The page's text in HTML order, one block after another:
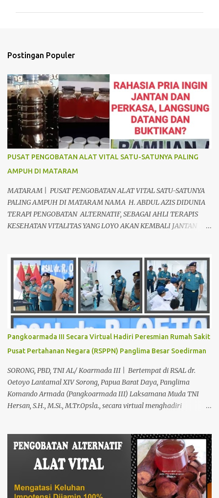
r
Postingan Populer
PUSAT PENGOBATAN ALAT VITAL SATU-SATUNYA PALING
AMPUH DI MATARAM
MATARAM | PUSAT PENGOBATAN ALAT VITAL SATU-SATUNYA
PALING AMPUH DI MATARAM NAMA H. ABDUL AZIS DIDUNIA
TERAPI PENGOBATAN ALTERNATIF, SEBAGAI AHLI TERAPIS
KESEHATAN VITALITAS YANG LOYO AKAN KEMBALI JANTAN
Prakteknya Yang sudah menyebar diseluruh daerah di Indonesia
Sangat Dibutuhkan di Mata Warga Membuat Pengobatan
Keperkasaan Pria, H. Abdul Azis sangat direkomendasikan. ANDA
INGIN MENCARI PENGOBATAN KEPERKASAAN Paling Ampuh Di
Kota Terdekat Di Mataram,? Kami Solusinya Jituh Ampuh , Tepat
Serta Dengan Waktu Yang Cepat Untuk Menyembuhkan Berbagai
keluhan Alat Vital Yang Anda Derita Atau Kurang Percaya Diri.
Pilih Salah Satu Keahlian Nya Sebab Pengobatan TRADISIONAL
Kami Memberikan Solusi Untuk Keharmonisan Rumah Tangga
Yang Benar-benar Manjur Khasiatnya, Dan Bertanggung Jawab
Serta Bergaransi.? Kali ini, H. Abdul Azis Hadir Di Pro...
Pangkoarmada III Secara Virtual Hadiri Peresmian Rumah Sakit
Pusat Pertahanan Negara (RSPPN) Panglima Besar Soedirman
SORONG, PBD, TNI AL/ Koarmada III | Bertempat di RSAL dr.
Oetoyo Lantamal XIV Sorong, Papua Barat Daya, Panglima
Komando Armada (Pangkoarmada III) Laksamana Muda TNI
Hersan, S.H., M.Si., M.Tr.Opsla., secara virtual menghadiri
tersebar di seluruh Indonesia, oleh Presiden Republik Indonesia Ir.
H. Jokowi Widodo yang didampingi Menteri Pertahanan RI
Prabowo Subianto, adapun peresmian tersebut diselenggarakan di
RSPPN, Jl. RC. Veteran Raya No.178, Bintaro, Kec. Pesanggrahan,
Kota Jakarta Selatan. Senin (19/02/24). Presiden Republik